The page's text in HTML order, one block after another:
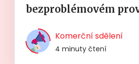
bezproblémovém
Komerční sdělení
4 minuty čtení